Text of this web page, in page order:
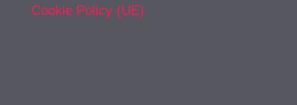
Cookie Policy (UE)